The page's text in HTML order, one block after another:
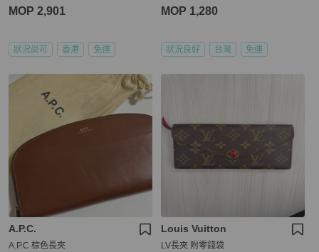
MOP 2,901
狀況尚可 香港 免運
MOP 1,280
狀況良好 台灣 免運
A.P.C.
A.P.C 棕色長夾
Louis Vuitton
LV長夾 附零錢袋